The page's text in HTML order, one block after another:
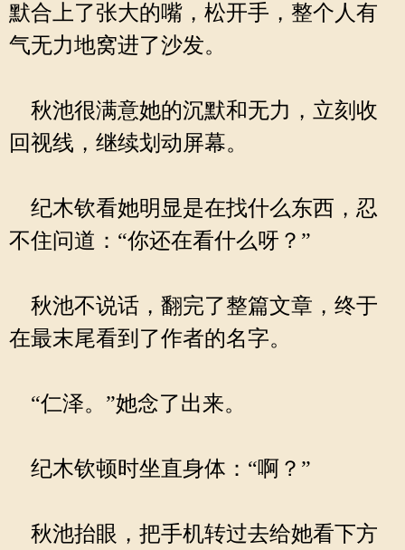
默合上了张大的嘴，松开手，整个人有
气无力地窝进了沙发。
秋池很满意她的沉默和无力，立刻收
回视线，继续划动屏幕。
纪木钦看她明显是在找什么东西，忍
不住问道：“你还在看什么呀？”
秋池不说话，翻完了整篇文章，终于
在最末尾看到了作者的名字。
“仁泽。”她念了出来。
纪木钦顿时坐直身体：“啊？”
秋池抬眼，把手机转过去给她看下方